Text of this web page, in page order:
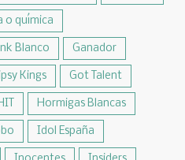
o química
Blanco Ganador
Kings Got Talent
Hormigas Blancas
Idol España